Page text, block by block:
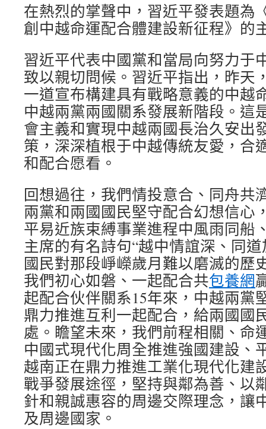
在熱烈的掌聲中，習近平發表題為
創中越命運配合體建設新征程》的
習近平代表中國黨和當局向努力于
致以親切問候。習近平指出，昨天
一道宣布構建具有戰略意義的中越
中越兩黨兩國關系發展新階段。這
會主義和實現中越兩國長治久安出
策，深深植根于中越傳統友愛，合
和配合愿看。
回想過往，我們情投意合、同舟共
兩黨和兩國國民堅守配合幻想信心
平易近族束縛事業進程中風雨同船
主席的有名詩句“越中情誼深、同
國民對那段崢嶸歲月難以磨滅的歷
我們初心如磐、一起配合共包養網
起配合伙伴關系15年來，中越兩黨
鼎力推進互利一起配合，給兩國國
處。瞻望未來，我們前程相關、命
中國式現代化周全推進強國建設、
越南正在鼎力推進工業化現代化建
戰爭發展途徑，堅持與鄰為善、以
針和親誠惠容的周邊交際理念，讓
及周邊國家。